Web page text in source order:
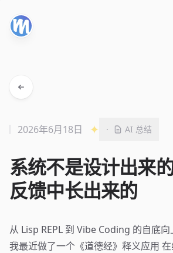
系统不是设计出来
反馈中长出来的
2026年6月18日 · AI 总结
从 Lisp REPL 到 Vibe Coding 的自底
我最近做了一个《道德经》释义应用